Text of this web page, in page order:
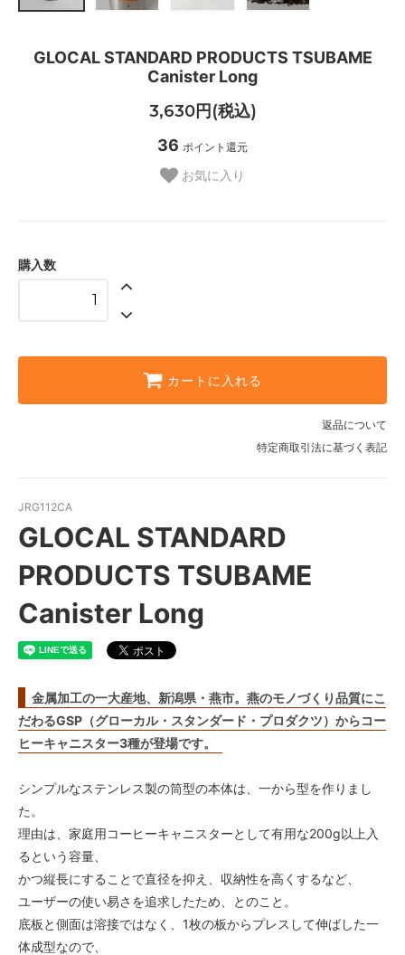
GLOCAL STANDARD PRODUCTS TSUBAME
Canister Long
3,630円(税込)
36 ポイント還元
お気に入り
購入数
カートに入れる
返品について
特定商取引法に基づく表記
JRG112CA
GLOCAL STANDARD
PRODUCTS TSUBAME
Canister Long
金属加工の一大産地、新潟県・燕市。燕のモノづくり品質にこ
だわるGSP（グローカル・スタンダード・プロダクツ）からコー
ヒーキャニスター3種が登場です。
シンプルなステンレス製の筒型の本体は、一から型を作りまし
た。
理由は、家庭用コーヒーキャニスターとして有用な200g以上入
るという容量、
かつ縦長にすることで直径を抑え、収納性を高くするなど、
ユーザーの使い易さを追求したため、とのこと。
底板と側面は溶接ではなく、1枚の板からプレスして伸ばした一
体成型なので、